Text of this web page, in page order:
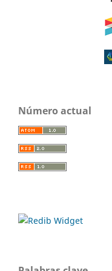
Número actual